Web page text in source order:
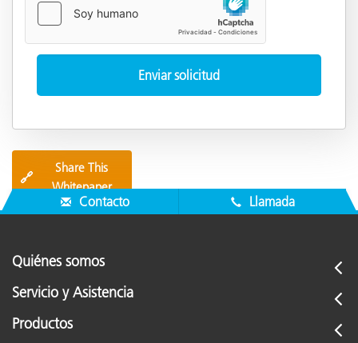
🔗
Share This
Whitepaper
Contacto Llamada
Quiénes somos
Servicio y Asistencia
Productos